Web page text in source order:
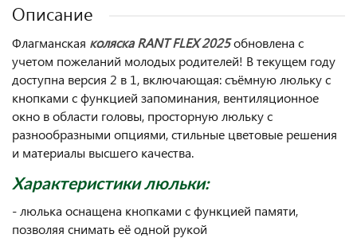
Описание
Флагманская коляска RANT FLEX 2025обновлена с
учетом пожеланий молодых родителей! В текущем году
доступна версия 2 в 1, включающая: съёмную люльку с
кнопками с функцией запоминания, вентиляционное
окно в области головы, просторную люльку с
разнообразными опциями, стильные цветовые решения
и материалы высшего качества.
Характеристики люльки:
- люлька оснащена кнопками с функцией памяти,
позволяя снимать её одной рукой